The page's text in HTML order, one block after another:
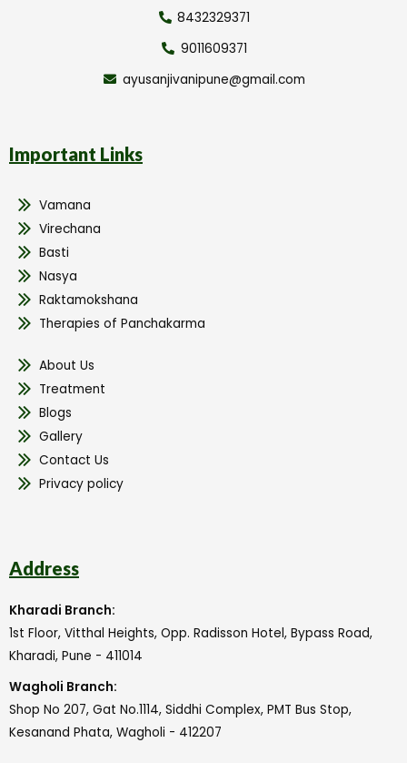
8432329371
9011609371
ayusanjivanipune@gmail.com
Important Links
Vamana
Virechana
Basti
Nasya
Raktamokshana
Therapies of Panchakarma
About Us
Treatment
Blogs
Gallery
Contact Us
Privacy policy
Address
Kharadi Branch:
1st Floor, Vitthal Heights, Opp. Radisson Hotel, Bypass Road,
Kharadi, Pune - 411014
Wagholi Branch:
Shop No 207, Gat No.1114, Siddhi Complex, PMT Bus Stop,
Kesanand Phata, Wagholi - 412207